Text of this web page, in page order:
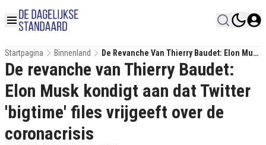
Startpagina Binnenland
De Revanche Van Thierry Baudet: Elon Musk
Kondigt Aan Dat Twitter 'bigtime' Files
Vrijgeeft Over De Coronacrisis
De revanche van Thierry Baudet:
Elon Musk kondigt aan dat Twitter
'bigtime' files vrijgeeft over de
coronacrisis